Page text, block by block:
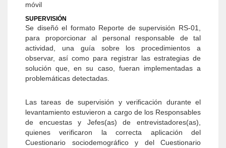
móvil
SUPERVISIÓN
Se diseñó el formato Reporte de supervisión RS-01,
para proporcionar al personal responsable de tal
actividad, una guía sobre los procedimientos a
observar, así como para registrar las estrategias de
solución que, en su caso, fueran implementadas a
problemáticas detectadas.
Las tareas de supervisión y verificación durante el
levantamiento estuvieron a cargo de los Responsables
de encuestas y Jefes(as) de entrevistadores(as),
quienes verificaron la correcta aplicación del
Cuestionario sociodemográfico y del Cuestionario